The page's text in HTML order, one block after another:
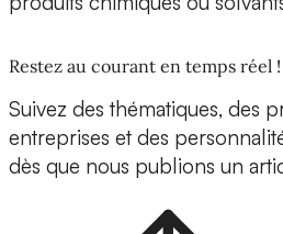
Restez au courant en temps réel !
Suivez des thématiques, des
entreprises et des
dès que nous publions un